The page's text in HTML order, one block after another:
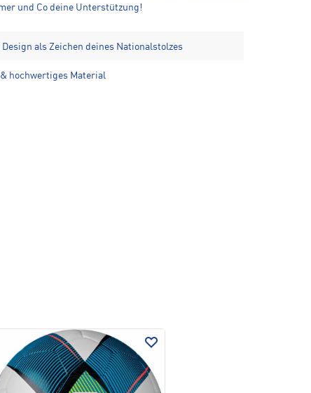
und Co deine Unterstützung!
als Zeichen deines Nationalstolzes
hochwertiges Material